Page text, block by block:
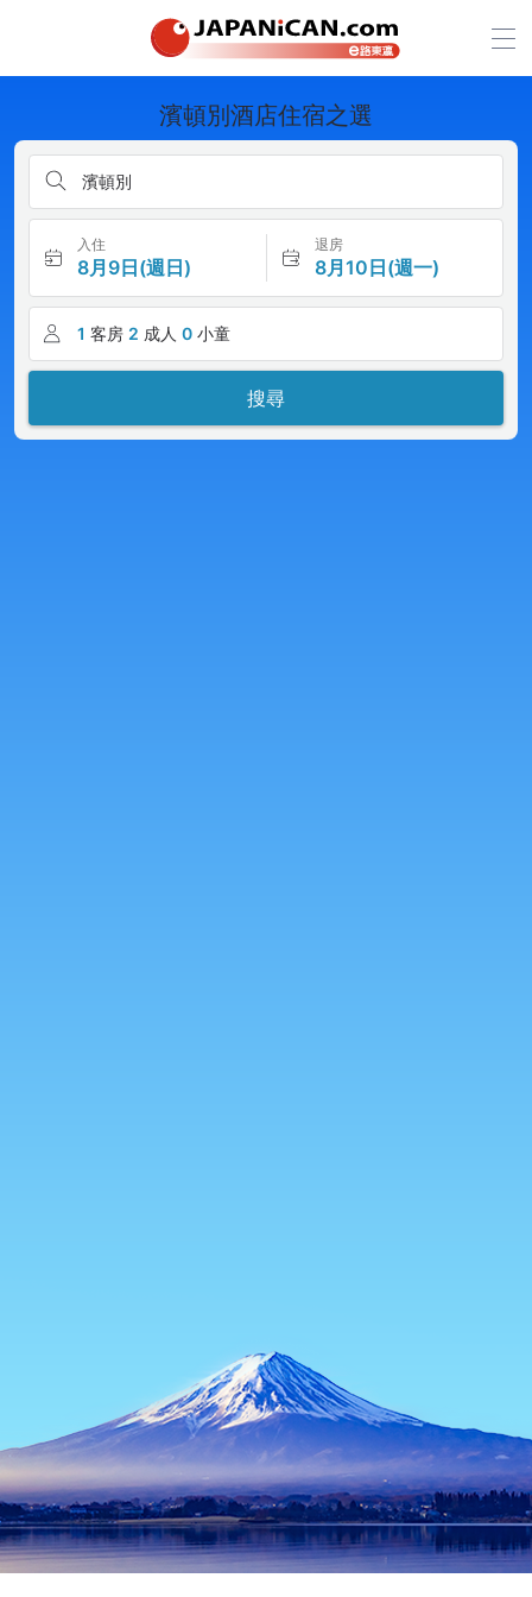
濱頓別酒店住宿之選
濱頓別
入住
8月9日(週日)
退房
8月10日(週一)
1 客房 2 成人 0 小童
搜尋